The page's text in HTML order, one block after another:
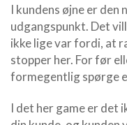
I kundens øjne er den
udgangspunkt. Det
ikke lige var fordi, at
stopper her. For før
formegentlig spørge
I det her game er det